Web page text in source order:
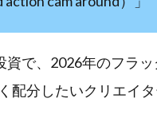
資で、2026年のフラ
配分したいクリエイ